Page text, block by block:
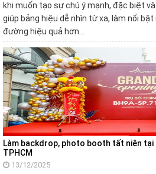
khi muốn tạo sự chú ý mạnh, đặc biệt
giúp bảng hiệu dễ nhìn từ xa, làm nổi
đường hiệu quả hơn…
Làm backdrop, photo booth tất niên tại
TPHCM
13/12/2025